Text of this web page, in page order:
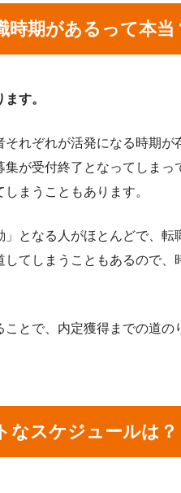
時期があるって本当
す。
れぞれが活発になる時期が
が受付終了となってしまっ
まうこともあります。
となる人がほとんどで、転
てしまうこともあるので、
とで、内定獲得までの道の
なスケジュールは？